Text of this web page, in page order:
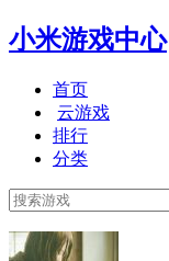
小米游戏中心
首页
云游戏
排行
分类